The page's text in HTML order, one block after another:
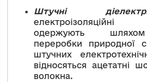
Штучні
електроізоляційні
одержують
переробки природної
штучних
відносяться ацетатні
волокна.